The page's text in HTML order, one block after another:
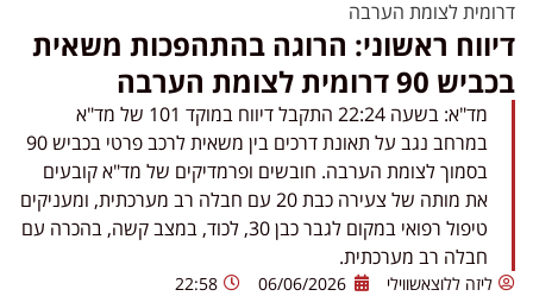
דרומית לצומת הערבה
דיווח ראשוני: הרוגה בהתהפכות משאית
בכביש 90 דרומית לצומת הערבה
מד"א: בשעה 22:24 התקבל דיווח במוקד 101 של מד"א
במרחב נגב על תאונת דרכים בין משאית לרכב פרטי בכביש 90
בסמוך לצומת הערבה. חובשים ופרמדיקים של מד"א קובעים
את מותה של צעירה כבת 20 עם חבלה רב מערכתית, ומעניקים
טיפול רפואי במקום לגבר כבן 30, לכוד, במצב קשה, בהכרה עם
חבלה רב מערכתית.
ליזה ללוצאשווילי 06/06/2026
22:58